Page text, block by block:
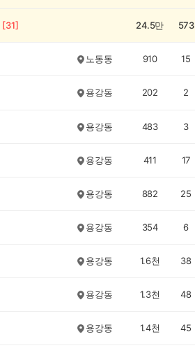
[31] 24.5만 573
노동동 910 15
용강동 202 2
용강동 483 3
용강동 411 17
용강동 882 25
용강동 354 6
용강동 1.6천 38
용강동 1.3천 48
용강동 1.4천 45